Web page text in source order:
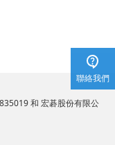
和 宏碁股份有限公
聯絡我們